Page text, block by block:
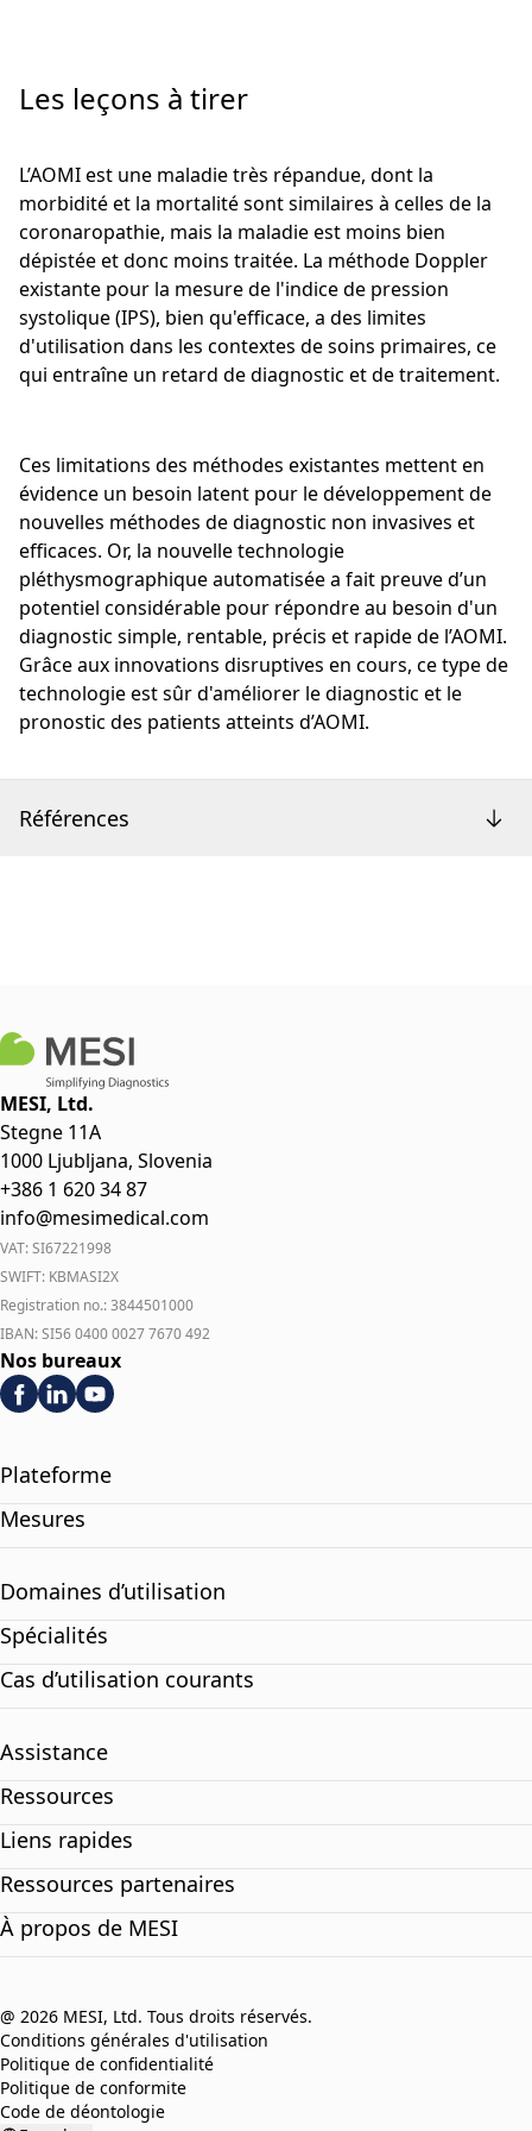
Les leçons à tirer
L’AOMI est une maladie très répandue, dont la
morbidité et la mortalité sont similaires à celles de la
coronaropathie, mais la maladie est moins bien
dépistée et donc moins traitée. La méthode Doppler
existante pour la mesure de l'indice de pression
systolique (IPS), bien qu'efficace, a des limites
d'utilisation dans les contextes de soins primaires, ce
qui entraîne un retard de diagnostic et de traitement.
Ces limitations des méthodes existantes mettent en
évidence un besoin latent pour le développement de
nouvelles méthodes de diagnostic non invasives et
efficaces. Or, la nouvelle technologie
pléthysmographique automatisée a fait preuve d’un
potentiel considérable pour répondre au besoin d'un
diagnostic simple, rentable, précis et rapide de l’AOMI.
Grâce aux innovations disruptives en cours, ce type de
technologie est sûr d'améliorer le diagnostic et le
pronostic des patients atteints d’AOMI.
Références
MESI, Ltd.
Stegne 11A
1000 Ljubljana, Slovenia
+386 1 620 34 87
info@mesimedical.com
VAT: SI67221998
SWIFT: KBMASI2X
Registration no.: 3844501000
IBAN: SI56 0400 0027 7670 492
Nos bureaux
Plateforme
Mesures
Domaines d’utilisation
Spécialités
Cas d’utilisation courants
Assistance
Ressources
Liens rapides
Ressources partenaires
À propos de MESI
@ 2026 MESI, Ltd. Tous droits réservés.
Conditions générales d'utilisation
Politique de confidentialité
Politique de conformite
Code de déontologie